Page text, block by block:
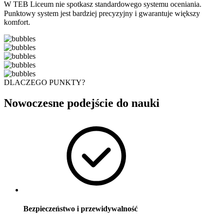
W TEB Liceum nie spotkasz standardowego systemu oceniania.
Punktowy system jest bardziej precyzyjny i gwarantuje większy
komfort.
DLACZEGO PUNKTY?
Nowoczesne podejście do nauki
Bezpieczeństwo i przewidywalność